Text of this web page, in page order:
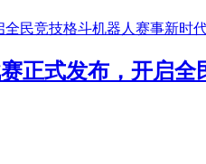
正式发布，开启全